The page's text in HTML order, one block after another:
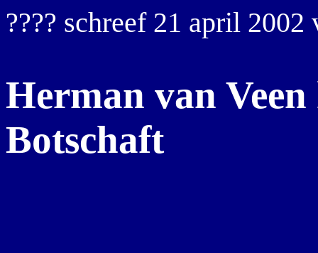
???? schreef 21 april 2002
Herman van
Botschaft